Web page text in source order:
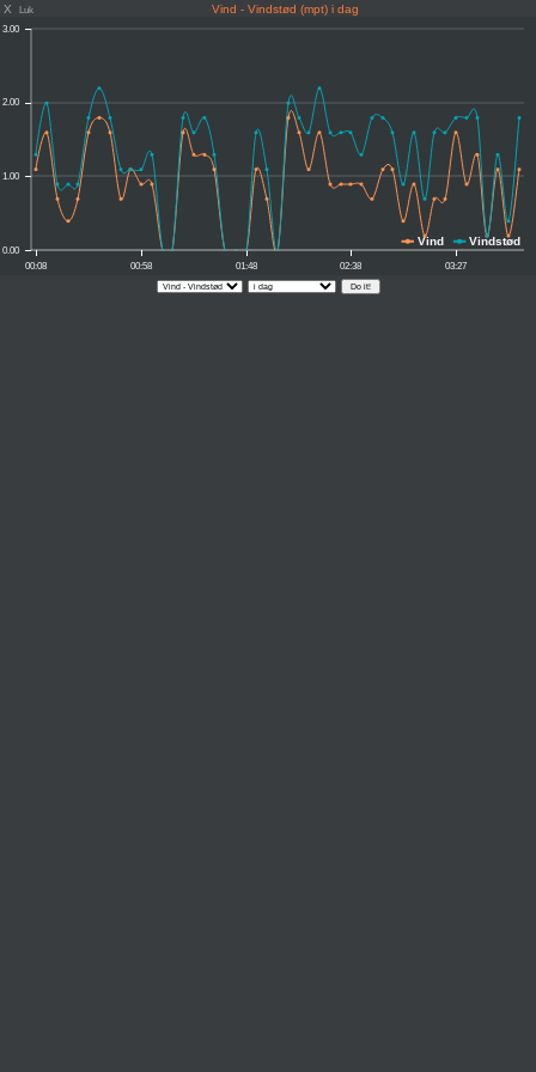
X Luk Vind - Vindstød (mpt) i dag